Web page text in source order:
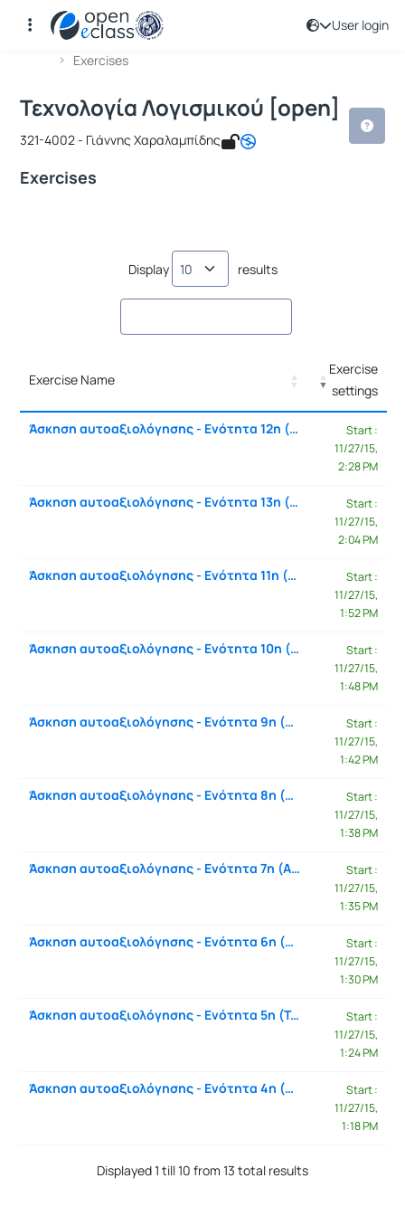
User login
Αρχική Σελίδα
Exercises
Course : Τεχνολογία Λογισμικού
Course code : ICSD121
Τεχνολογία Λογισμικού [open]
321-4002 - Γιάννης Χαραλαμπίδης
Exercises
Display results
Exercise Name
Exercise
settings
Άσκηση αυτοαξιολόγησης - Ενότητα 12η (Υπηρεσιοκεντρική Τεχνολογία Λογισμικού)
Start :
11/27/15,
2:28 PM
Άσκηση αυτοαξιολόγησης - Ενότητα 13η (Εκτίμηση Κόστους Λογισμικού)
Start :
11/27/15,
2:04 PM
Άσκηση αυτοαξιολόγησης - Ενότητα 11η (Δοκιμές Λογισμικού)
Start :
11/27/15,
1:52 PM
Άσκηση αυτοαξιολόγησης - Ενότητα 10η (Γρήγορη Ανάπτυξη Λογισμικού)
Start :
11/27/15,
1:48 PM
Άσκηση αυτοαξιολόγησης - Ενότητα 9η (Σχεδιασμός Διασύνδεσης Χρήστη)
Start :
11/27/15,
1:42 PM
Άσκηση αυτοαξιολόγησης - Ενότητα 8η (Αντικειμενοστρεφής Σχεδιασμός)
Start :
11/27/15,
1:38 PM
Άσκηση αυτοαξιολόγησης - Ενότητα 7η (Αρχιτεκτονικός Σχεδιασμός)
Start :
11/27/15,
1:35 PM
Άσκηση αυτοαξιολόγησης - Ενότητα 6η (Μοντέλα Συστήματος)
Start :
11/27/15,
1:30 PM
Άσκηση αυτοαξιολόγησης - Ενότητα 5η (Τεχνολογία – Ανάλυση Απαιτήσεων)
Start :
11/27/15,
1:24 PM
Άσκηση αυτοαξιολόγησης - Ενότητα 4η (Διαχείριση Έργων Λογισμικού)
Start :
11/27/15,
1:18 PM
Displayed 1 till 10 from 13 total results